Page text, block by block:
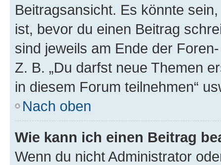
Beitragsansicht. Es könnte
ist, bevor du einen Beitrag
sind jeweils am Ende der
Z. B. „Du darfst neue Themen
in diesem Forum teilnehmen“
Nach oben
Wie kann ich einen Beitrag
Wenn du nicht Administrator